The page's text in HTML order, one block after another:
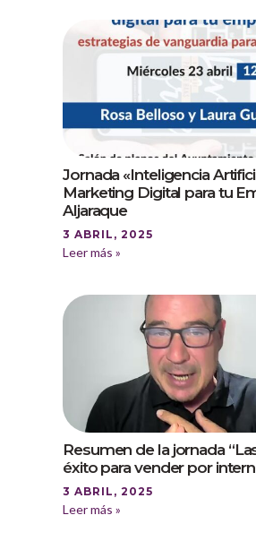
Jornada «Inteligencia
Marketing Digital para tu
Aljaraque
3 ABRIL, 2025
Leer más »
Resumen de la jornada
éxito para vender por
3 ABRIL, 2025
Leer más »